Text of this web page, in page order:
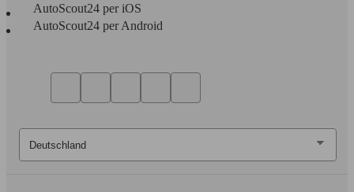
AutoScout24 per iOS
AutoScout24 per Android